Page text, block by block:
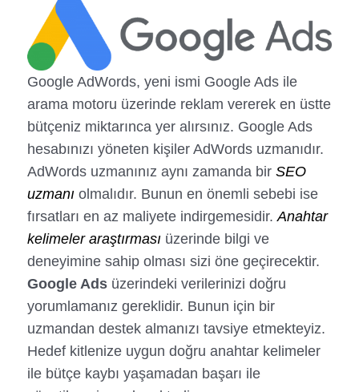
Google AdWords, yeni ismi Google Ads ile
arama motoru üzerinde reklam vererek en üstte
bütçeniz miktarınca yer alırsınız. Google Ads
hesabınızı yöneten kişiler AdWords uzmanıdır.
AdWords uzmanınız aynı zamanda bir SEO
uzmanıolmalıdır. Bunun en önemli sebebi ise
fırsatları en az maliyete indirgemesidir. Anahtar
kelimeler araştırmasıüzerinde bilgi ve
deneyimine sahip olması sizi öne geçirecektir.
Google Adsüzerindeki verilerinizi doğru
yorumlamanız gereklidir. Bunun için bir
uzmandan destek almanızı tavsiye etmekteyiz.
Hedef kitlenize uygun doğru anahtar kelimeler
ile bütçe kaybı yaşamadan başarı ile